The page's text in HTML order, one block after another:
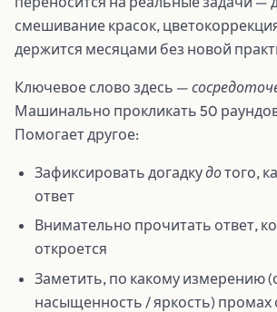
смешивание красок,
держится месяцами без новой
Ключевое слово здесь —
Машинально прокликать 50
Помогает другое:
Зафиксировать догадкудотого,
ответ
Внимательно прочитать ответ,
откроется
Заметить, по какому измерению
насыщенность / яркость) промах